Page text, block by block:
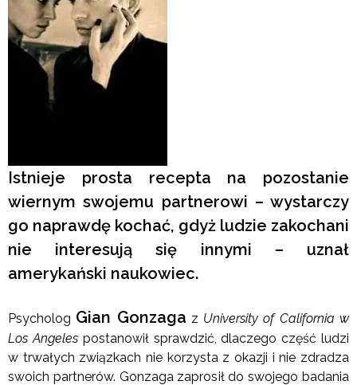
Istnieje prosta recepta na pozostanie
wiernym swojemu partnerowi – wystarczy
go naprawdę kochać, gdyż ludzie zakochani
nie interesują się innymi – uznał
amerykański naukowiec.
Psycholog Gian Gonzaga z University of California w
Los Angelespostanowił sprawdzić, dlaczego część ludzi
w trwałych związkach nie korzysta z okazji i nie zdradza
swoich partnerów. Gonzaga zaprosił do swojego badania